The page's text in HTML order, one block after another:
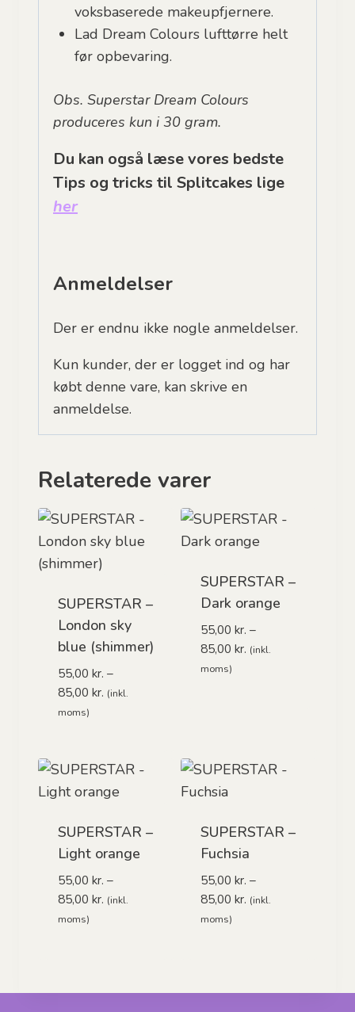
voksbaserede makeupfjernere.
Lad Dream Colours lufttørre helt
før opbevaring.
Obs. Superstar Dream Colours
produceres kun i 30 gram.
Du kan også læse vores bedste
Tips og tricks til Splitcakes lige
her
Anmeldelser
Der er endnu ikke nogle anmeldelser.
Kun kunder, der er logget ind og har
købt denne vare, kan skrive en
anmeldelse.
Relaterede varer
SUPERSTAR –
London sky
blue (shimmer)
55,00 kr. –
85,00 kr. Prisinterval:
(inkl.
moms)
SUPERSTAR –
Dark orange
55,00 kr. –
85,00 kr. Prisinterval:
(inkl.
moms)
SUPERSTAR –
Light orange
55,00 kr. –
85,00 kr. Prisinterval:
(inkl.
moms)
SUPERSTAR –
Fuchsia
55,00 kr. –
85,00 kr. Prisinterval:
(inkl.
moms)